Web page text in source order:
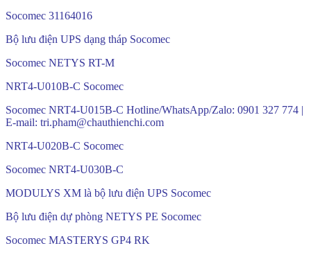
Socomec 31164016
Bộ lưu điện UPS dạng tháp Socomec
Socomec NETYS RT-M
NRT4-U010B-C Socomec
Socomec NRT4-U015B-C Hotline/WhatsApp/Zalo: 0901 327 774 |
E-mail: tri.pham@chauthienchi.com
NRT4-U020B-C Socomec
Socomec NRT4-U030B-C
MODULYS XM là bộ lưu điện UPS Socomec
Bộ lưu điện dự phòng NETYS PE Socomec
Socomec MASTERYS GP4 RK